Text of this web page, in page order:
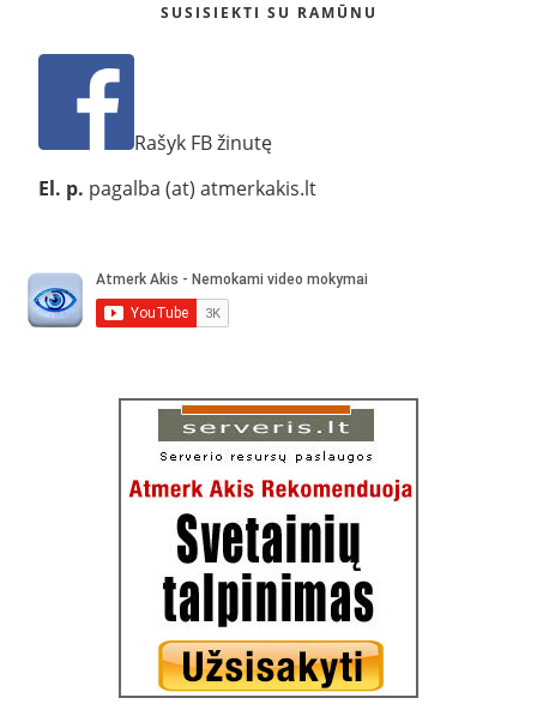
SUSISIEKTI SU RAMŪNU
Rašyk FB žinutę
El. p. pagalba (at) atmerkakis.lt